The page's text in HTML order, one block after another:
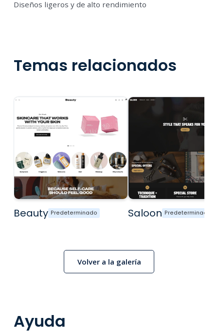
Diseños ligeros y de alto rendimiento
Temas relacionados
Beauty Predeterminado Saloon Predeterminado
Volver a la galería
Ayuda